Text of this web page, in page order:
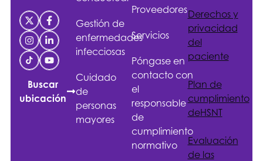
Buscar
ubicación
Gestión de
enfermedades
infecciosas
Cuidado
de
personas
mayores
Proveedores
Servicios
Póngase en
contacto con
el
responsable
de
cumplimiento
normativo
Derechos y
privacidad
del
paciente
Plan de
cumplimiento
deHSNT
Evaluación
de las